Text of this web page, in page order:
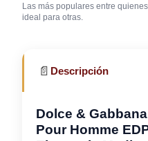
Las más populares entre
ideal para otras.
Playa
📄 Descripción
Dolce &
Pour Homme